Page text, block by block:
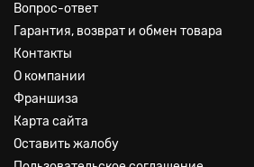
Вопрос-ответ
Гарантия, возврат и обмен товара
Контакты
О компании
Франшиза
Карта сайта
Оставить жалобу